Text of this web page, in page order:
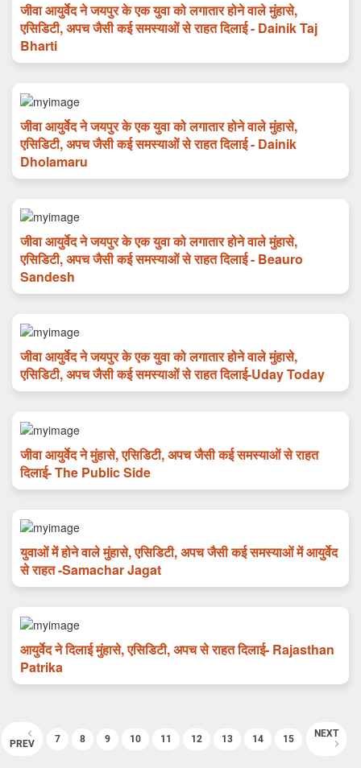
जीवा आयुर्वेद ने जयपुर के एक युवा को लगातार होने वाले मुंहासे,
एसिडिटी, अपच जैसी कई समस्याओं से राहत दिलाई - Dainik Taj
Bharti
जीवा आयुर्वेद ने जयपुर के एक युवा को लगातार होने वाले मुंहासे,
एसिडिटी, अपच जैसी कई समस्याओं से राहत दिलाई - Dainik
Dholamaru
जीवा आयुर्वेद ने जयपुर के एक युवा को लगातार होने वाले मुंहासे,
एसिडिटी, अपच जैसी कई समस्याओं से राहत दिलाई - Beauro
Sandesh
जीवा आयुर्वेद ने जयपुर के एक युवा को लगातार होने वाले मुंहासे,
एसिडिटी, अपच जैसी कई समस्याओं से राहत दिलाई-Uday Today
जीवा आयुर्वेद ने मुंहासे, एसिडिटी, अपच जैसी कई समस्याओं से राहत
दिलाई- The Public Side
युवाओं में होने वाले मुंहासे, एसिडिटी, अपच जैसी कई समस्याओं में आयुर्वेद
से राहत -Samachar Jagat
आयुर्वेद ने दिलाई मुंहासे, एसिडिटी, अपच से राहत दिलाई- Rajasthan
Patrika
PREV 7 8 9 10 11 12 13 14 15 NEXT